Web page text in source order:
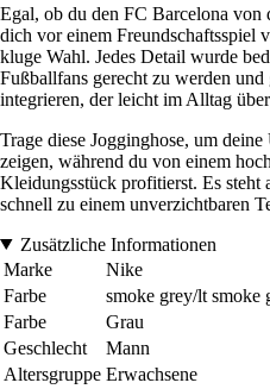
Egal, ob du den FC Barcelona von
dich vor einem Freundschaftsspiel
kluge Wahl. Jedes Detail wurde
Fußballfans gerecht zu werden
integrieren, der leicht im Alltag
Trage diese Jogginghose, um
zeigen, während du von einem
Kleidungsstück profitierst. Es steht
schnell zu einem unverzichtbaren
Zusätzliche Informationen
Marke
Nike
Farbe
smoke grey/lt smoke
Farbe
Grau
Geschlecht
Mann
Altersgruppe Erwachsene